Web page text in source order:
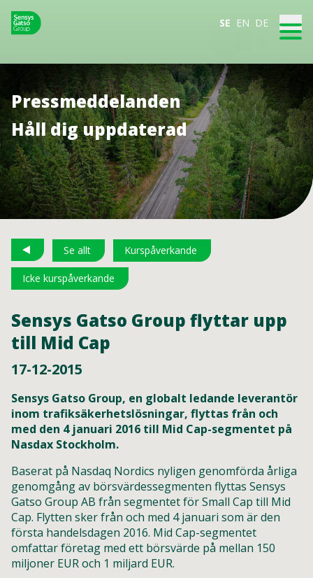
SE EN DE
Pressmeddelanden
Håll dig uppdaterad
Se allt Kurspåverkande
Icke kurspåverkande
Sensys Gatso Group flyttar upp
till Mid Cap
17-12-2015
Sensys Gatso Group, en globalt ledande leverantör
inom trafiksäkerhetslösningar, flyttas från och
med den 4 januari 2016 till Mid Cap-segmentet på
Nasdax Stockholm.
Baserat på Nasdaq Nordics nyligen genomförda årliga
genomgång av börsvärdessegmenten flyttas Sensys
Gatso Group AB från segmentet för Small Cap till Mid
Cap. Flytten sker från och med 4 januari som är den
första handelsdagen 2016. Mid Cap-segmentet
omfattar företag med ett börsvärde på mellan 150
miljoner EUR och 1 miljard EUR.